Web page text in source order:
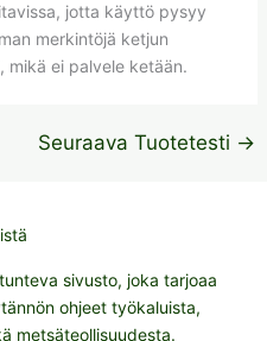
jotta käyttö pysyy
merkintöjä ketjun
mikä ei palvele ketään.
Seuraava Tuotetesti →
sivusto, joka tarjoaa
ohjeet työkaluista,
metsäteollisuudesta.